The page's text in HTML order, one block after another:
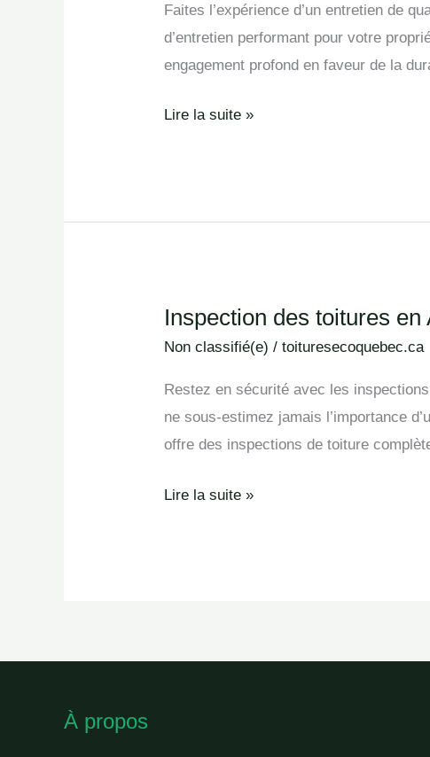
Faites l’expérience d’un entretien de
d’entretien performant pour votre
engagement profond en faveur de la
en
Antrim
Lire la suite »
Inspection des toitures en
Non classifié(e) /toituresecoquebec.ca
Restez en sécurité avec les
ne sous-estimez jamais l’importance
offre des inspections de toiture
Inspection
des
en
Antrim
Lire la suite »
À propos